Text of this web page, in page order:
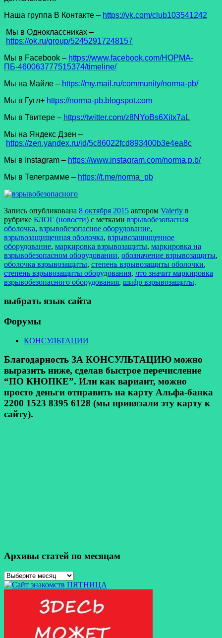
Наша группа В Контакте – https://vk.com/club103541242
Мы в Одноклассниках –
https://ok.ru/group/52452917248157
Мы в Facеbook – https://www.facebook.com/НОРМА-
ПБ-460063777515374/timeline/
Мы на Майле – https://my.mail.ru/community/norma-pb/
Мы в Гугл+ https://norma-pb.blogspot.com
Мы в Твитере – https://twitter.com/z8NYoBs6Xitx7aL
Мы на Яндекс Дзен –
https://zen.yandex.ru/id/5c86022fcd893400b3e4ea8c
Мы в Instagram – https://www.instagram.com/norma.p.b/
Мы в Телеграмме – https://t.me/norma_pb
Запись опубликована 8 октября 2015 автором Valeriy в
рубрике БЛОГ (новости) с метками взрывобезопасная
оболочка, взрывобезопасное оборудование,
взрывозащищенная оболочка, взрывозащищенное
оборудование, маркировка взрывозащиты, маркировка на
взрывобезопасном оборудовании, обозначение взрывозащиты,
оболочка взрывозащиты, степень взрывозащиты оболочки,
степень взрывозащиты оборудования, что значит маркировка
взрывобезопасного оборудования, шифр взрывозащиты.
выбрать язык сайта
Форумы
КОНСУЛЬТАЦИИ
Благодарность ЗА КОНСУЛЬТАЦИЮ можно
выразить ниже, сделав быстрое перечисление
“ПО КНОПКЕ”. Или как вариант, можно
просто деньги отправить на карту Альфа-банка
2200 1523 8395 6128 (мы привязали эту карту к
сайту).
Архивы статей по месяцам
Архивы
статей